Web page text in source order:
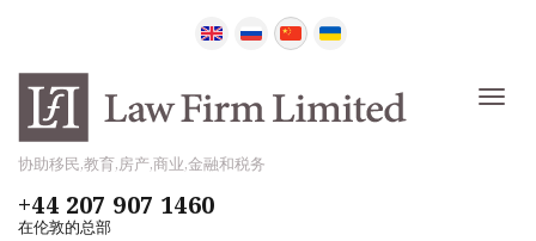
协助移民,教育,房产,商业,金融和税务
+44 207 907 1460
在伦敦的总部